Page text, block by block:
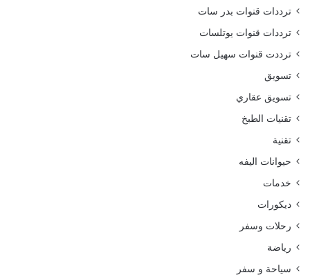
ترددات قنوات بدر سات
ترددات قنوات يوتلسات
ترددت قنوات سهيل سات
تسويق
تسويق عقاري
تقنيات الطبخ
تقنية
حيوانات اليفه
خدمات
ديكورات
رحلات وسفر
رياضة
سياحة و سفر